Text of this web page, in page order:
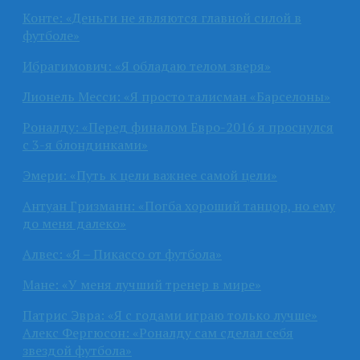
Конте: «Деньги не являются главной силой в
футболе»
Ибрагимович: «Я обладаю телом зверя»
Лионель Месси: «Я просто талисман «Барселоны»
Роналду: «Перед финалом Евро-2016 я проснулся
с 3-я блондинками»
Эмери: «Путь к цели важнее самой цели»
Антуан Гризманн: «Погба хороший танцор, но ему
до меня далеко»
Алвес: «Я – Пикассо от футбола»
Мане: «У меня лучший тренер в мире»
Патрис Эвра: «Я с годами играю только лучше»
Алекс Фергюсон: «Роналду сам сделал себя
звездой футбола»